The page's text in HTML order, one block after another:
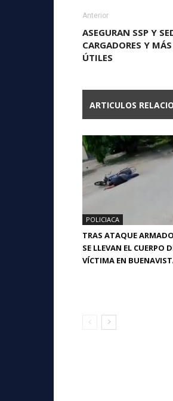
Anterior
ASEGURAN SSP Y
CARGADORES Y
ÚTILES
ARTICULOS
POLICIACA
TRAS ATAQUE
SE LLEVAN EL CUERPO
VÍCTIMA EN